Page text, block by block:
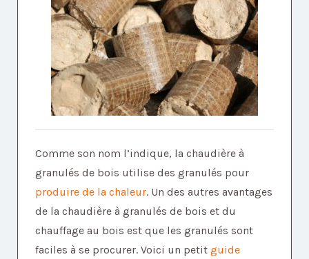
Comme son nom l’indique, la chaudière à
granulés de bois utilise des granulés pour
produire de la chaleur. Un des autres avantages
de la chaudière à granulés de bois et du
chauffage au bois est que les granulés sont
faciles à se procurer. Voici un petit guide